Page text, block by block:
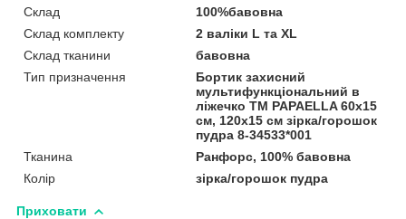
Склад
100%бавовна
Склад комплекту
2 валіки L та XL
Склад тканини
бавовна
Тип призначення
Бортик захисний
мультифункціональний в
ліжечко ТM PAPAELLA 60х15
см, 120х15 см зірка/горошок
пудра 8-34533*001
Тканина
Ранфорс, 100% бавовна
Колір
зірка/горошок пудра
Приховати